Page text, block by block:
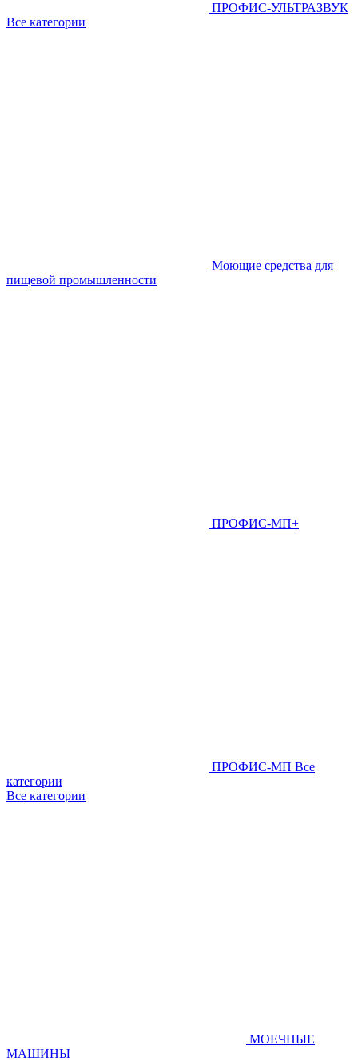
ПРОФИС-УЛЬТРАЗВУК
Все категории
Моющие средства для
пищевой промышленности
ПРОФИС-МП+
ПРОФИС-МП Все
категории
Все категории
МОЕЧНЫЕ
МАШИНЫ